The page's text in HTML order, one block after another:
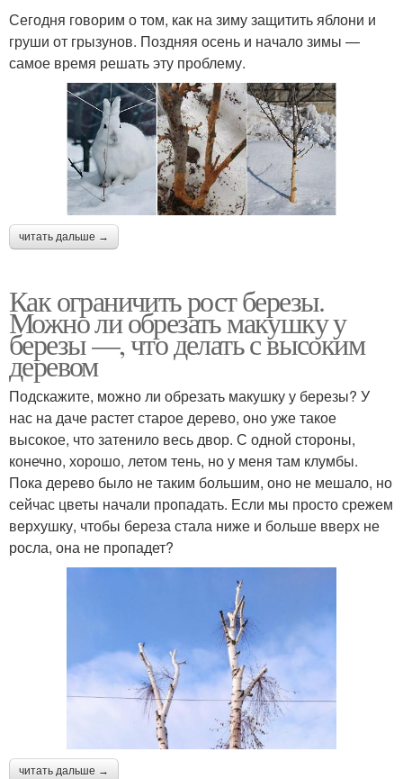
Сегодня говорим о том, как на зиму защитить яблони и
груши от грызунов. Поздняя осень и начало зимы —
самое время решать эту проблему.
читать дальше →
Как ограничить рост березы.
Можно ли обрезать макушку у
березы —, что делать с высоким
деревом
Подскажите, можно ли обрезать макушку у березы? У
нас на даче растет старое дерево, оно уже такое
высокое, что затенило весь двор. С одной стороны,
конечно, хорошо, летом тень, но у меня там клумбы.
Пока дерево было не таким большим, оно не мешало, но
сейчас цветы начали пропадать. Если мы просто срежем
верхушку, чтобы береза стала ниже и больше вверх не
росла, она не пропадет?
читать дальше →